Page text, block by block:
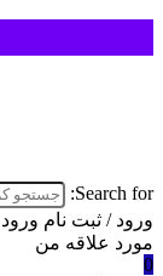
Search for:
ورود / ثبت نام ورود
مورد علاقه من
0